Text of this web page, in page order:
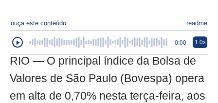
ouça este conteúdo readme
0:00 1.0x
RIO — O principal índice da Bolsa de
Valores de São Paulo (Bovespa) opera
em alta de 0,70% nesta terça-feira, aos